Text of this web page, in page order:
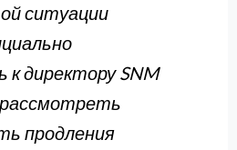
ситуации
к директору SNM
рассмотреть
продления